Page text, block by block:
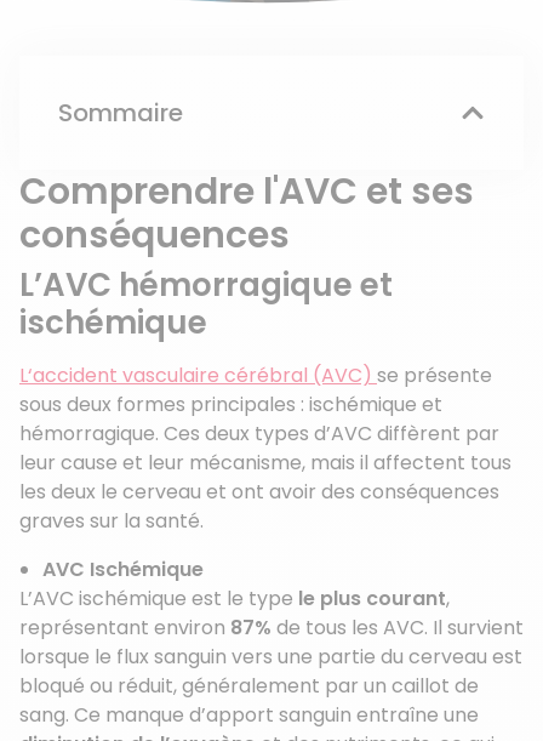
Sommaire
Comprendre l'AVC et ses
conséquences
L’AVC hémorragique et
ischémique
L‘accident vasculaire cérébral (AVC) se présente
sous deux formes principales : ischémique et
hémorragique. Ces deux types d’AVC diffèrent par
leur cause et leur mécanisme, mais il affectent tous
les deux le cerveau et ont avoir des conséquences
graves sur la santé.
AVC Ischémique
L’AVC ischémique est le type le plus courant,
représentant environ 87% de tous les AVC. Il survient
lorsque le flux sanguin vers une partie du cerveau est
bloqué ou réduit, généralement par un caillot de
sang. Ce manque d’apport sanguin entraîne une